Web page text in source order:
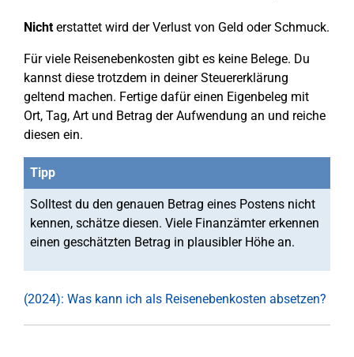
Nichterstattet wird der Verlust von Geld oder Schmuck.
Für viele Reisenebenkosten gibt es keine Belege. Du
kannst diese trotzdem in deiner Steuererklärung
geltend machen. Fertige dafür einen Eigenbeleg mit
Ort, Tag, Art und Betrag der Aufwendung an und reiche
diesen ein.
Tipp
Solltest du den genauen Betrag eines Postens nicht
kennen, schätze diesen. Viele Finanzämter erkennen
einen geschätzten Betrag in plausibler Höhe an.
(2024): Was kann ich als Reisenebenkosten absetzen?